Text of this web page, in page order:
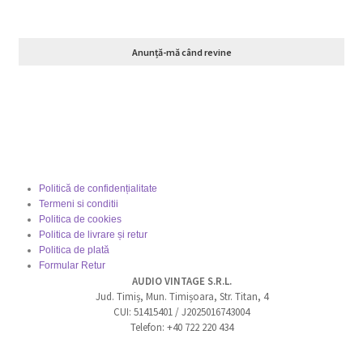
Anunță-mă când revine
Politică de confidențialitate
Termeni si conditii
Politica de cookies
Politica de livrare și retur
Politica de plată
Formular Retur
AUDIO VINTAGE S.R.L.
Jud. Timiș, Mun. Timișoara, Str. Titan, 4
CUI: 51415401 / J2025016743004
Telefon: +40 722 220 434